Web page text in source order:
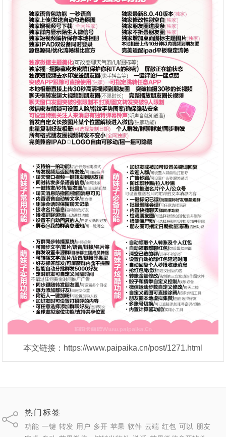
本文链接：https://www.paipaika.cn/post/1271.html
热门标签
功能 一键 转发 用户 多开 苹果 软件 云端 红包 可以
朋友